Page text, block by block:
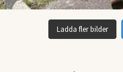
Ladda fler bilder